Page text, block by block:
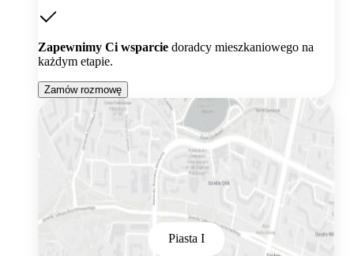
Zapewnimy Ci wsparcie doradcy mieszkaniowego na
każdym etapie.
Zamów rozmowę
Piasta I